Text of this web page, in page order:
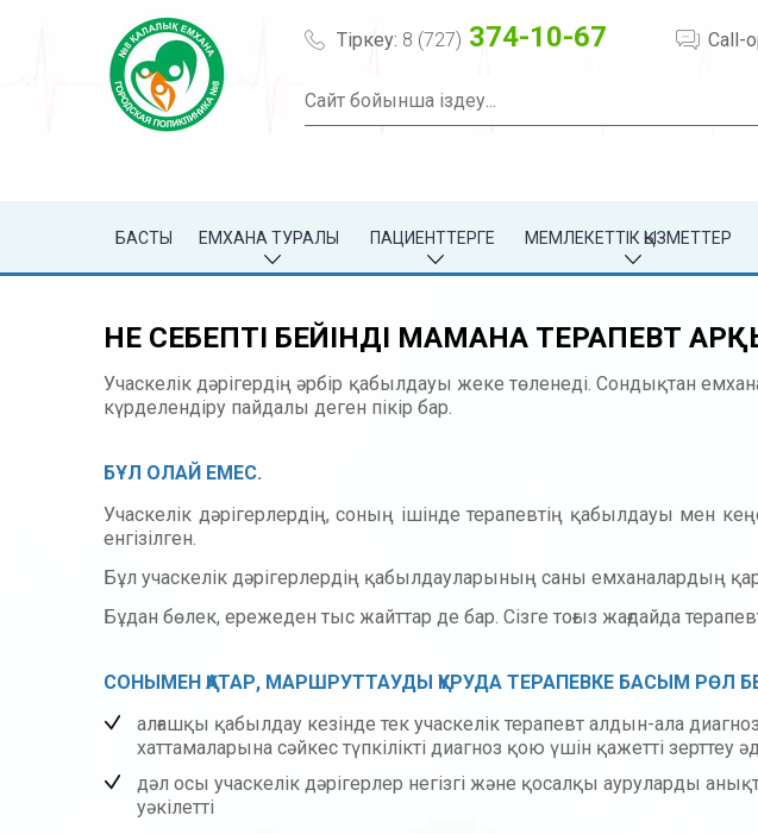
Тіркеу: 8 (727) 374-10-67 Call-
БАСТЫ ЕМХАНА ТУРАЛЫ ПАЦИЕНТТЕРГЕ МЕМЛЕКЕТТІК ҚЫЗМЕТТЕР
НЕ СЕБЕПТІ БЕЙІНДІ МАМАНҒА ТЕРАПЕВТ
Учаскелік дәрігердің әрбір қабылдауы жеке төленеді. Сондықтан
күрделендіру пайдалы деген пікір бар.
БҰЛ ОЛАЙ ЕМЕС.
Учаскелік дәрігерлердің, соның ішінде терапевтің қабылдауы мен
енгізілген.
Бұл учаскелік дәрігерлердің қабылдауларының саны емханалардың
Бұдан бөлек, ережеден тыс жайттар де бар. Сізге тоғыз жағдайда
СОНЫМЕН ҚАТАР, МАРШРУТТАУДЫ ҚҰРУДА ТЕРАПЕВКЕ БАСЫМ РӨЛ
алғашқы қабылдау кезінде тек учаскелік терапевт алдын-ала
хаттамаларына сәйкес түпкілікті диагноз қою үшін қажетті зерттеу
дәл осы учаскелік дәрігерлер негізгі және қосалқы ауруларды
уәкілетті